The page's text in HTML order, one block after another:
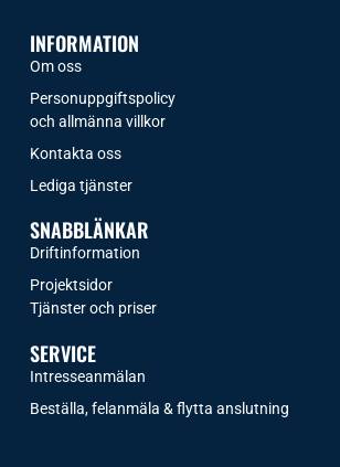
INFORMATION
Om oss
Personuppgiftspolicy
och allmänna villkor
Kontakta oss
Lediga tjänster
SNABBLÄNKAR
Driftinformation
Projektsidor
Tjänster och priser​
SERVICE
Intresseanmälan
Beställa, felanmäla & flytta anslutning